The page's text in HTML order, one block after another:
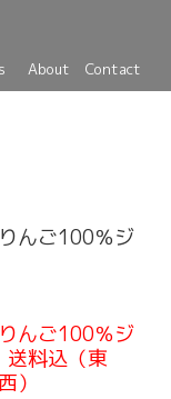
About Contact
んご100％ジ
んご100％ジ
料込（東
）